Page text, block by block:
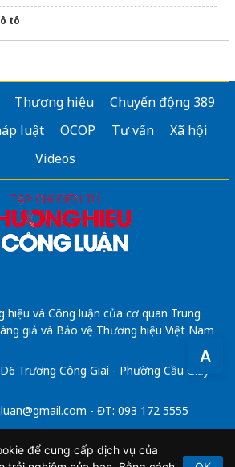
A
tô
Thương hiệu
Chuyển động 389
luật
OCOP Tư vấn
Xã hội
Videos
hiệu và Công luận của cơ quan Trung
giả và Bảo vệ Thương hiệu Việt Nam
Trương Công Giai - Phường Cầu Giấy -
- ĐT: 093 172 5555
Thuận
chí điện tử số 64/GP-BTTTT do Bộ
để cung cấp dịch vụ của